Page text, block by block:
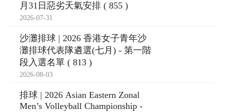
月31日惡劣天氣安排 ( 855 )
2026-07-31
沙灘排球 | 2026 香港女子青年沙
灘排球代表隊遴選(七月) - 第一階
段入選名單 ( 813 )
2026-08-03
排球 | 2026 Asian Eastern Zonal
Men’s Volleyball Championship -